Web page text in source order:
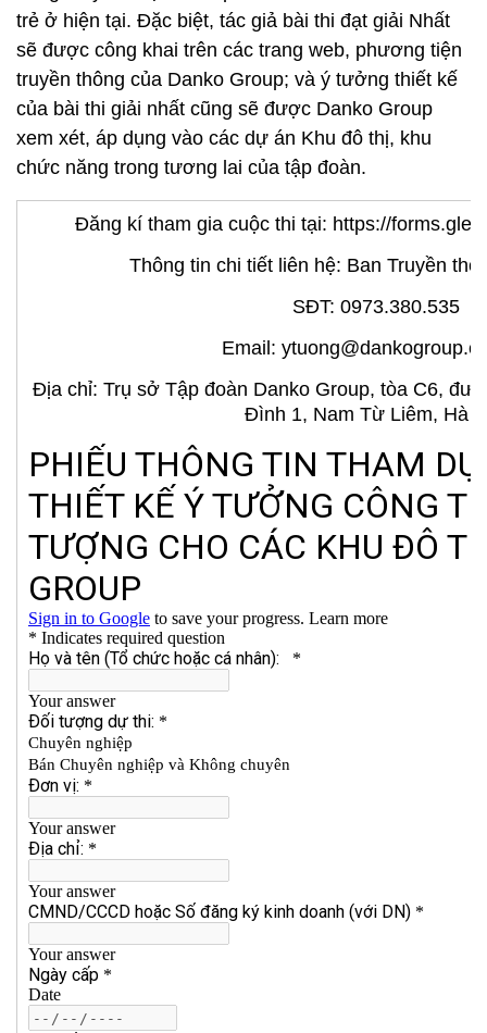
trẻ ở hiện tại. Đặc biệt, tác giả bài thi đạt giải Nhất
sẽ được công khai trên các trang web, phương tiện
truyền thông của Danko Group; và ý tưởng thiết kế
của bài thi giải nhất cũng sẽ được Danko Group
xem xét, áp dụng vào các dự án Khu đô thị, khu
chức năng trong tương lai của tập đoàn.
Đăng kí tham gia cuộc thi tại: https://
Thông tin chi tiết liên hệ: Ban Truyền
SĐT: 0973.380.535
Email:
Địa chỉ: Trụ sở Tập đoàn Danko Group, tòa C6,
Đình 1, Nam Từ Liêm, Hà